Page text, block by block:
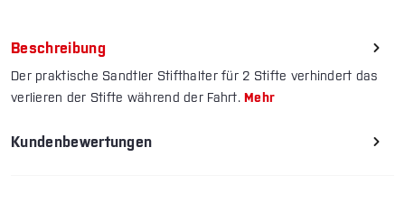
Beschreibung
Der praktische Sandtler Stifthalter für 2 Stifte verhindert das
verlieren der Stifte während der Fahrt.Mehr
Kundenbewertungen